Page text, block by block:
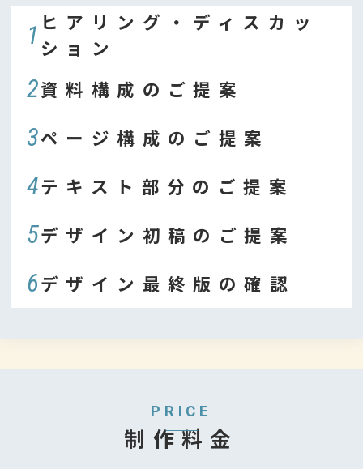
1 ヒアリング・ディスカッ
ション
2資料構成のご提案
3ページ構成のご提案
4テキスト部分のご提案
5デザイン初稿のご提案
6デザイン最終版の確認
PRICE
制作料金